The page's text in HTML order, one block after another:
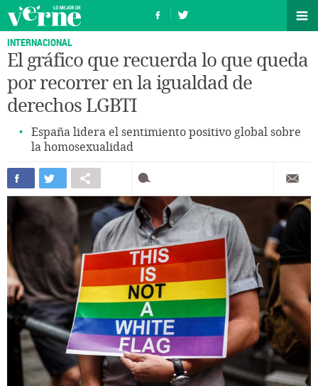
INTERNACIONAL
El gráfico que recuerda lo que queda
por recorrer en la igualdad de
derechos LGBTI
España lidera el sentimiento positivo global sobre
la homosexualidad